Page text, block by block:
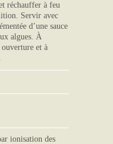
réchauffer à feu
Servir avec
d’une sauce
algues. À
et à
ionisation des